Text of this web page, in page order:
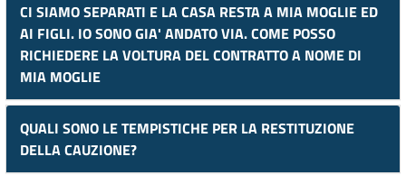
CI SIAMO SEPARATI E LA CASA RESTA A MIA MOGLIE ED
AI FIGLI. IO SONO GIA' ANDATO VIA. COME POSSO
RICHIEDERE LA VOLTURA DEL CONTRATTO A NOME DI
MIA MOGLIE
QUALI SONO LE TEMPISTICHE PER LA RESTITUZIONE
DELLA CAUZIONE?